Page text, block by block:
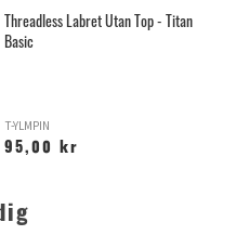
Threadless Labret Utan Top - Titan
Basic
T-YLMPIN
95,00 kr